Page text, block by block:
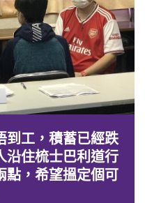
到工，積蓄已經跌
沿住梳士巴利道行
點，希望搵定個可